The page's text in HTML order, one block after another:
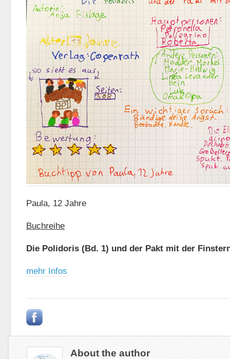
Paula, 12 Jahre
Buchreihe
Die Polidoris (Bd. 1) und der Pakt mit der
mehr Infos
About the author